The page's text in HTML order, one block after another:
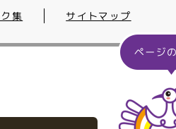
集 サイトマップ